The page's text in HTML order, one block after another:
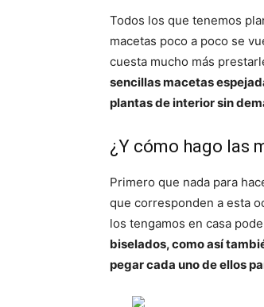
Todos los que tenemos
macetas poco a poco se
cuesta mucho más
sencillas macetas
plantas de interior sin
¿Y cómo hago las
Primero que nada para
que corresponden a esta
los tengamos en casa
biselados, como así
pegar cada uno de ellos